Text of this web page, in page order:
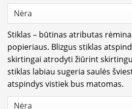
Stiklas – būtinas atributas
popieriaus. Blizgus stiklas
skirtingai atrodyti žiūrint
stiklas labiau sugeria saulės
atspindys vistiek bus matomas.